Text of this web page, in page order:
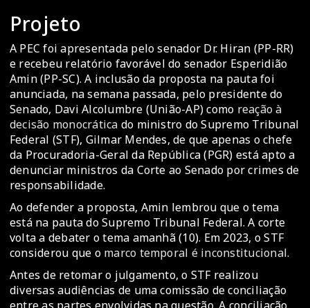
Projeto
A PEC foi apresentada pelo senador Dr. Hiran (PP-RR)
e recebeu relatório favorável do senador Esperidião
Amin (PP-SC). A inclusão da proposta na pauta foi
anunciada, na semana passada, pelo presidente do
Senado, Davi Alcolumbre (União-AP) como reação à
decisão monocrática do ministro do Supremo Tribunal
Federal (STF), Gilmar Mendes, de que apenas o chefe
da Procuradoria-Geral da República (PGR) está apto a
denunciar ministros da Corte ao Senado por crimes de
responsabilidade.
Ao defender a proposta, Amin lembrou que o tema
está na pauta do Supremo Tribunal Federal. A corte
volta a debater o tema amanhã (10). Em 2023, o STF
considerou que o marco temporal é inconstitucional.
Antes de retomar o julgamento, o STF realizou
diversas audiências de uma comissão de conciliação